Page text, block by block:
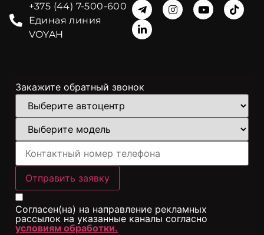
+375 (44) 7-500-600
Единая линия
VOYAH
Закажите обратный звонок
Отправить заявку
Согласен(на) на направление рекламных
рассылок на указанные каналы согласно
условиям обработки.